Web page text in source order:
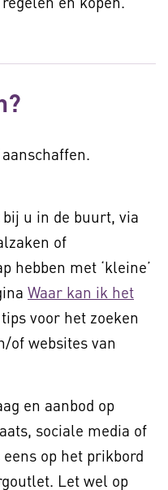
u in de buurt, via
of
hebben met ‘kleine’
Waar kan ik het
voor het zoeken
of websites van
en aanbod op
sociale media of
op het prikbord
Let wel op